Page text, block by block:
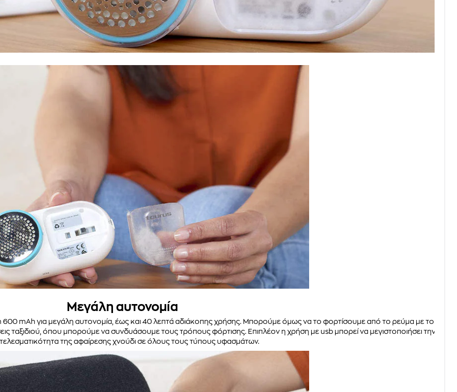
Μεγάλη αυτονομία
600 mAh για μεγάλη αυτονομία, έως και 40 λεπτά αδιάκοπης χρήσης. Μπορούμε όμως να το φορτίσουμε από το ρεύμα με το
ταξιδιού, όπου μπορούμε να συνδυάσουμε τους τρόπους φόρτισης. Επιπλέον η χρήση με usb μπορεί να μεγιστοποιήσει την
της αφαίρεσης χνούδι σε όλους τους τύπους υφασμάτων.